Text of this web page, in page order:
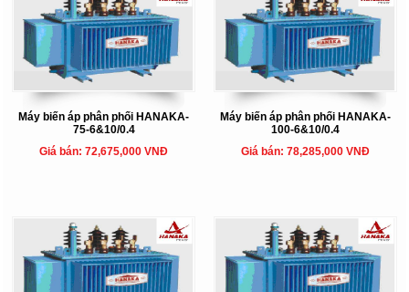
Máy biến áp phân phối HANAKA-
75-6&10/0.4
Giá bán: 72,675,000 VNĐ
Máy biến áp phân phối HANAKA-
100-6&10/0.4
Giá bán: 78,285,000 VNĐ